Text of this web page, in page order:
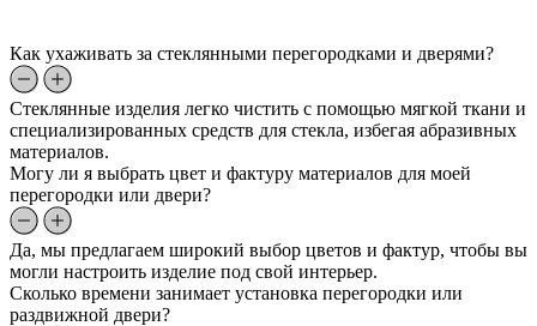
Как ухаживать за стеклянными перегородками и дверями?
Стеклянные изделия легко чистить с помощью мягкой ткани и
специализированных средств для стекла, избегая абразивных
материалов.
Могу ли я выбрать цвет и фактуру материалов для моей
перегородки или двери?
Да, мы предлагаем широкий выбор цветов и фактур, чтобы вы
могли настроить изделие под свой интерьер.
Сколько времени занимает установка перегородки или
раздвижной двери?